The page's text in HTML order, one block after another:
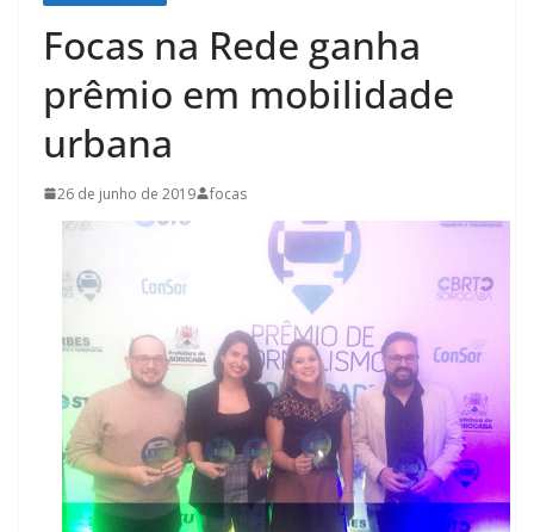
Focas na Rede ganha
prêmio em mobilidade
urbana
26 de junho de 2019 focas